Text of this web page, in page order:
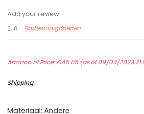
Add your review
6
Barbenodigdheden
Amazon.nl Price:€45.05(as of 09/04/2023
Shipping.
Materiaal: Andere